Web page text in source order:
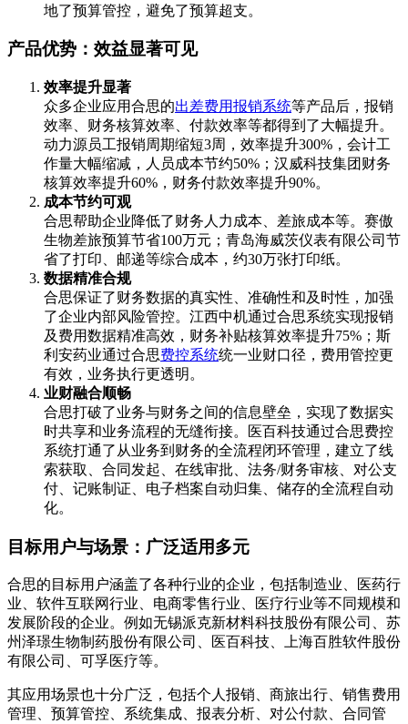
地了预算管控，避免了预算超支。
产品优势：效益显著可见
效率提升显著
众多企业应用合思的出差费用报销系统等产品后，报销
效率、财务核算效率、付款效率等都得到了大幅提升。
动力源员工报销周期缩短3周，效率提升300%，会计工
作量大幅缩减，人员成本节约50%；汉威科技集团财务
核算效率提升60%，财务付款效率提升90%。
成本节约可观
合思帮助企业降低了财务人力成本、差旅成本等。赛傲
生物差旅预算节省100万元；青岛海威茨仪表有限公司节
省了打印、邮递等综合成本，约30万张打印纸。
数据精准合规
合思保证了财务数据的真实性、准确性和及时性，加强
了企业内部风险管控。江西中机通过合思系统实现报销
及费用数据精准高效，财务补贴核算效率提升75%；斯
利安药业通过合思费控系统统一业财口径，费用管控更
有效，业务执行更透明。
业财融合顺畅
合思打破了业务与财务之间的信息壁垒，实现了数据实
时共享和业务流程的无缝衔接。医百科技通过合思费控
系统打通了从业务到财务的全流程闭环管理，建立了线
索获取、合同发起、在线审批、法务/财务审核、对公支
付、记账制证、电子档案自动归集、储存的全流程自动
化。
目标用户与场景：广泛适用多元
合思的目标用户涵盖了各种行业的企业，包括制造业、医药行
业、软件互联网行业、电商零售行业、医疗行业等不同规模和
发展阶段的企业。例如无锡派克新材料科技股份有限公司、苏
州泽璟生物制药股份有限公司、医百科技、上海百胜软件股份
有限公司、可孚医疗等。
其应用场景也十分广泛，包括个人报销、商旅出行、销售费用
管理、预算管控、系统集成、报表分析、对公付款、合同管